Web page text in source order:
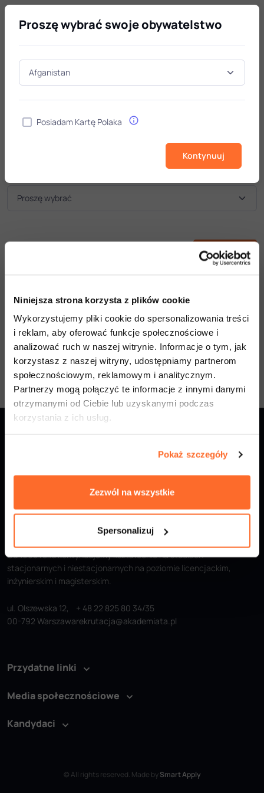
Niniejsza strona korzysta z plików cookie
Wykorzystujemy pliki cookie do spersonalizowania treści
i reklam, aby oferować funkcje społecznościowe i
analizować ruch w naszej witrynie. Informacje o tym, jak
korzystasz z naszej witryny, udostępniamy partnerom
społecznościowym, reklamowym i analitycznym.
Partnerzy mogą połączyć te informacje z innymi danymi
otrzymanymi od Ciebie lub uzyskanymi podczas
korzystania z ich usług.
Pokaż szczegóły
Zezwól na wszystkie
Spersonalizuj
Architektura*
studia I stopnia / Architektura
Kontakt Potwierdź
Następny
*Składając moje zgłoszenie, potwierdzam, że specjalizacja
zostanie uruchomiona tylko wtedy, gdy zostanie osiągnięta
wymagana liczba kandydatów. W przeciwnym razie uczelnia może
zaproponować inną dostępną specjalizację.
Od 1995 roku kontynuujemy kształcenie na studiach
stacjonarnych i niestacjonarnych na poziomie licencjackim,
inżynierskim i magisterskim.
ul. Olszewska 12,
00-792 Warszawa
+ 48 22 825 80 34/35
rekrutacja@akademiata.pl
Przydatne linki
Media społecznościowe
Kandydaci
© All rights reserved. Made bySmart Apply
Proszę wybrać swoje obywatelstwo
Posiadam Kartę Polaka
Kontynuuj